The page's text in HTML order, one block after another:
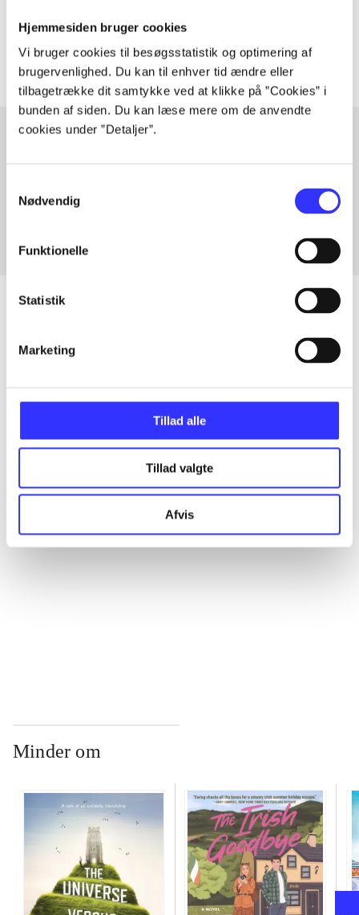
Hjemmesiden bruger cookies
Vi bruger cookies til besøgsstatistik og optimering af
brugervenlighed. Du kan til enhver tid ændre eller
tilbagetrække dit samtykke ved at klikke på ”Cookies” i
bunden af siden. Du kan læse mere om de anvendte
cookies under ”Detaljer”.
Nødvendig
Funktionelle
Statistik
Marketing
Tillad alle
Tillad valgte
Afvis
Artiklerne ihandler ofte om
Fra
Artikler
Minder om